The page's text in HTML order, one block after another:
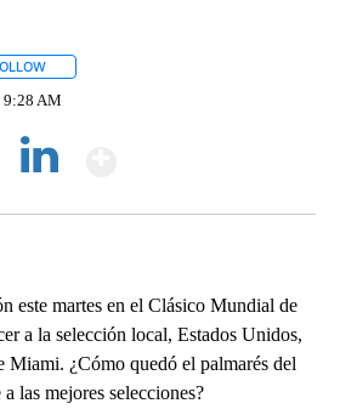
9:28 AM
este martes en el Clásico Mundial de
a la selección local, Estados Unidos,
Miami. ¿Cómo quedó el palmarés del
las mejores selecciones?